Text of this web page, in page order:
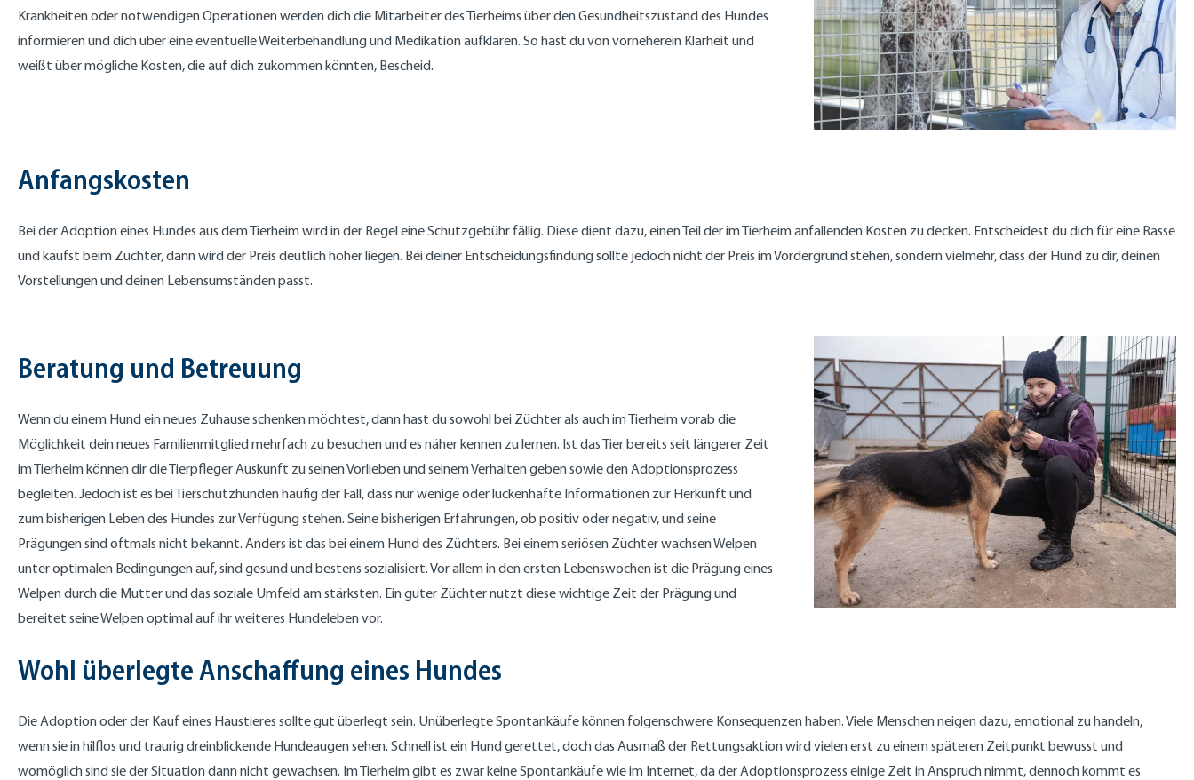
Krankheiten oder notwendigen Operationen werden dich die Mitarbeiter des Tierheims über den Gesundheitszustand des Hundes
informieren und dich über eine eventuelle Weiterbehandlung und Medikation aufklären. So hast du von vorneherein Klarheit und
weißt über mögliche Kosten, die auf dich zukommen könnten, Bescheid.
Anfangskosten
Bei der Adoption eines Hundes aus dem Tierheim wird in der Regel eine Schutzgebühr fällig. Diese dient dazu, einen Teil der im Tierheim anfallenden Kosten zu decken. Entscheidest du dich für eine Rasse
und kaufst beim Züchter, dann wird der Preis deutlich höher liegen. Bei deiner Entscheidungsfindung sollte jedoch nicht der Preis im Vordergrund stehen, sondern vielmehr, dass der Hund zu dir, deinen
Vorstellungen und deinen Lebensumständen passt.
Beratung und Betreuung
Wenn du einem Hund ein neues Zuhause schenken möchtest, dann hast du sowohl bei Züchter als auch im Tierheim vorab die
Möglichkeit dein neues Familienmitglied mehrfach zu besuchen und es näher kennen zu lernen. Ist das Tier bereits seit längerer Zeit
im Tierheim können dir die Tierpfleger Auskunft zu seinen Vorlieben und seinem Verhalten geben sowie den Adoptionsprozess
begleiten. Jedoch ist es bei Tierschutzhunden häufig der Fall, dass nur wenige oder lückenhafte Informationen zur Herkunft und
zum bisherigen Leben des Hundes zur Verfügung stehen. Seine bisherigen Erfahrungen, ob positiv oder negativ, und seine
Prägungen sind oftmals nicht bekannt. Anders ist das bei einem Hund des Züchters. Bei einem seriösen Züchter wachsen Welpen
unter optimalen Bedingungen auf, sind gesund und bestens sozialisiert. Vor allem in den ersten Lebenswochen ist die Prägung eines
Welpen durch die Mutter und das soziale Umfeld am stärksten. Ein guter Züchter nutzt diese wichtige Zeit der Prägung und
bereitet seine Welpen optimal auf ihr weiteres Hundeleben vor.
Wohl überlegte Anschaffung eines Hundes
Die Adoption oder der Kauf eines Haustieres sollte gut überlegt sein. Unüberlegte Spontankäufe können folgenschwere Konsequenzen haben. Viele Menschen neigen dazu, emotional zu handeln,
wenn sie in hilflos und traurig dreinblickende Hundeaugen sehen. Schnell ist ein Hund gerettet, doch das Ausmaß der Rettungsaktion wird vielen erst zu einem späteren Zeitpunkt bewusst und
womöglich sind sie der Situation dann nicht gewachsen. Im Tierheim gibt es zwar keine Spontankäufe wie im Internet, da der Adoptionsprozess einige Zeit in Anspruch nimmt, dennoch kommt es